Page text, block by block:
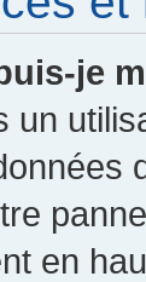
je
un
en